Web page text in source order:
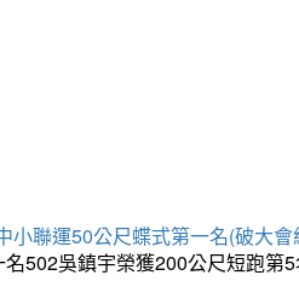
小聯運50公尺蝶式第一名(破大會
502吳鎮宇榮獲200公尺短跑